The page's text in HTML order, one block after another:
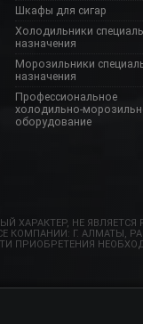
Шкафы для сигар
Холодильники
назначения
Морозильники
назначения
Профессиональное
холодильно-
оборудование
НЕ
Г. АЛМАТЫ,
ПРИОБРЕТЕНИЯ